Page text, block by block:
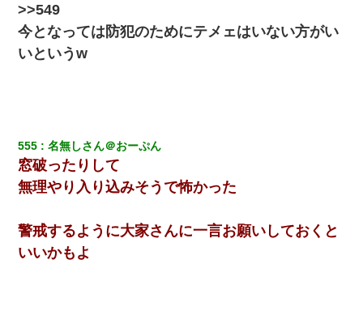
>>549
今となっては防犯のためにテメェはいない方がい
いというw
555 名無しさん＠おーぷん
窓破ったりして
無理やり入り込みそうで怖かった
警戒するように大家さんに一言お願いしておくと
いいかもよ